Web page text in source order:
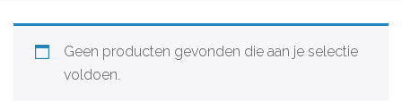
Geen producten gevonden die aan je selectie
voldoen.